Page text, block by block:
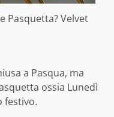
Pasquetta? Velvet
a Pasqua, ma
ossia Lunedì
festivo.